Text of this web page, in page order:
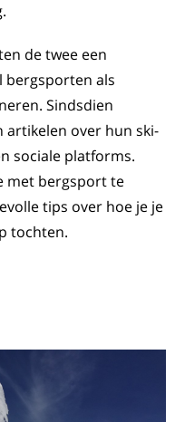
de twee een
bergsporten als
Sindsdien
artikelen over hun ski-
sociale platforms.
met bergsport te
tips over hoe je je
tochten.